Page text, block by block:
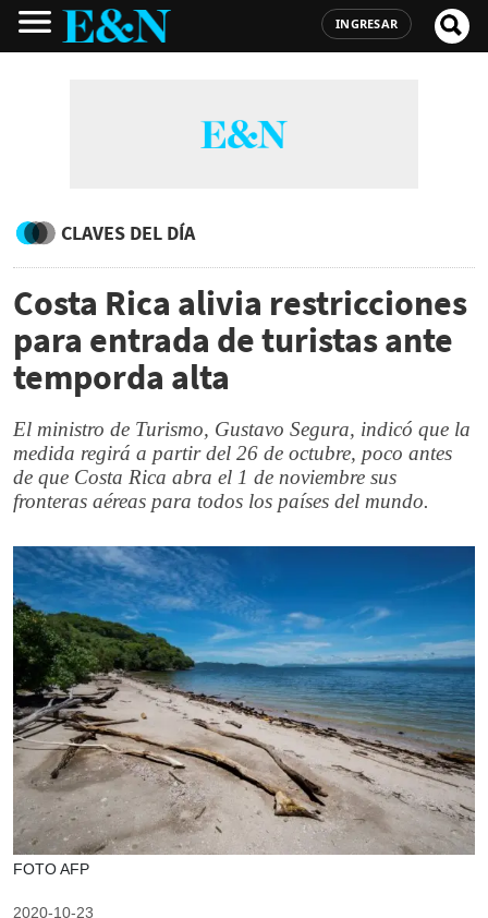
INGRESAR
CLAVES DEL DÍA
Costa Rica alivia restricciones
para entrada de turistas ante
temporda alta
El ministro de Turismo, Gustavo Segura, indicó que la
medida regirá a partir del 26 de octubre, poco antes
de que Costa Rica abra el 1 de noviembre sus
fronteras aéreas para todos los países del mundo.
FOTO AFP
2020-10-23